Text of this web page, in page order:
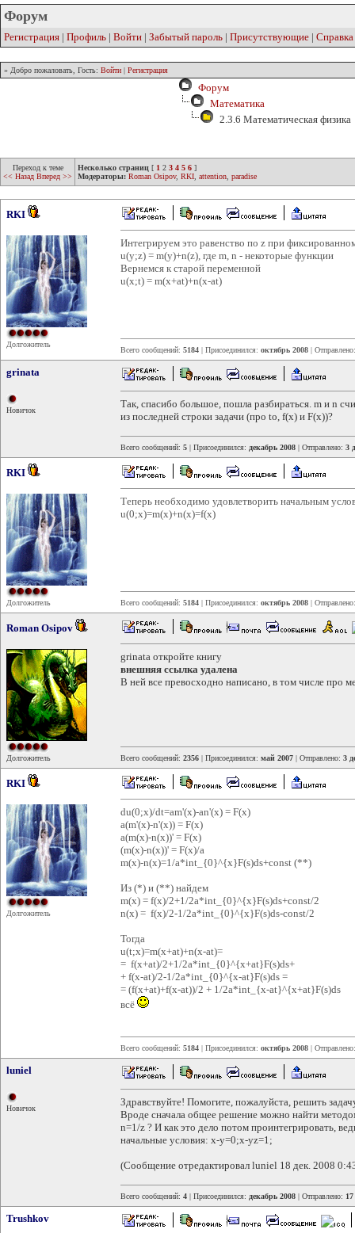
Форум
Регистрация | Профиль | Войти | Забытый пароль | Присутствующие | Справка
» Добро пожаловать, Гость: Войти | Регистрация
Форум
Математика
2.3.6 Математическая физика
Переход к теме
<< Назад Вперед >>
Несколько страниц [ 1 2 3 4 5 6 ]
Модераторы: Roman Osipov, RKI attention paradise
RKI
Долгожитель
Интегрируем это равенство по z при
u(y;z) = m(y)+n(z), где m, n - некоторые функции
Вернемся к старой переменной
u(x;t) = m(x+at)+n(x-at)
Всего сообщений: 5184 | Присоединился: октябрь 2008 |
grinata
Новичок
Так, спасибо большое, пошла разбираться. m и n
из последней строки задачи (про to, f(x) и F(x))?
Всего сообщений: 5 | Присоединился: декабрь 2008 | Отправлено: 3
RKI
Долгожитель
Теперь необходимо удовлетворить начальным
u(0;x)=m(x)+n(x)=f(x)
Всего сообщений: 5184 | Присоединился: октябрь 2008 |
Roman Osipov
Долгожитель
grinata откройте книгу
внешняя ссылка удалена
В ней все превосходно написано, в том числе про
Всего сообщений: 2356 | Присоединился: май 2007 | Отправлено: 3
RKI
Долгожитель
du(0;x)/dt=am'(x)-an'(x) = F(x)
a(m'(x)-n'(x)) = F(x)
a(m(x)-n(x))' = F(x)
(m(x)-n(x))' = F(x)/a
m(x)-n(x)=1/a*int_{0}^{x}F(s)ds+const (**)
Из (*) и (**) найдем
m(x) = f(x)/2+1/2a*int_{0}^{x}F(s)ds+const/2
n(x) = f(x)/2-1/2a*int_{0}^{x}F(s)ds-const/2
Тогда
u(t;x)=m(x+at)+n(x-at)=
= f(x+at)/2+1/2a*int_{0}^{x+at}F(s)ds+
+ f(x-at)/2-1/2a*int_{0}^{x-at}F(s)ds =
= (f(x+at)+f(x-at))/2 + 1/2a*int_{x-at}^{x+at}F(s)ds
всё
Всего сообщений: 5184 | Присоединился: октябрь 2008 |
luniel
Новичок
Здравствуйте! Помогите, пожалуйста, решить
Вроде сначала общее решение можно найти
n=1/z ? И как это дело потом проинтегрировать,
начальные условия: x-y=0;x-yz=1;
(Сообщение отредактировал luniel 18 дек. 2008
Всего сообщений: 4 | Присоединился: декабрь 2008 | Отправлено:
Trushkov